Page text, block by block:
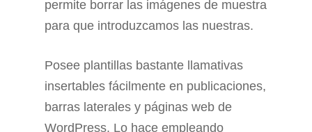
permite borrar las imágenes de muestra
para que introduzcamos las nuestras.
Posee plantillas bastante llamativas
insertables fácilmente en publicaciones,
barras laterales y páginas web de
WordPress. Lo hace empleando